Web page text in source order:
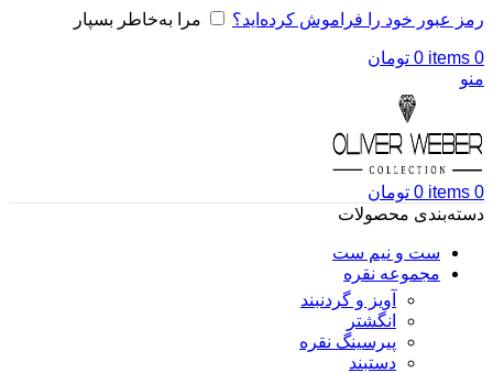
رمز عبور خود را فراموش کرده‌اید؟ مرا به‌خاطر بسپار
0
items
0 تومان
منو
0
items
0 تومان
دسته‌بندی محصولات
ست و نیم ست
مجموعه نقره
آویز و گردنبند
انگشتر
پیرسینگ نقره
دستبند